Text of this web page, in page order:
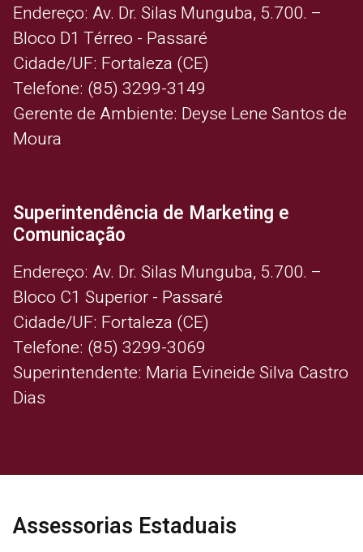
Endereço: Av. Dr. Silas Munguba, 5.700. –
Bloco D1 Térreo - Passaré
Cidade/UF: Fortaleza (CE)
Telefone: (85) 3299-3149
Gerente de Ambiente: Deyse Lene Santos de
Moura
Superintendência de Marketing e
Comunicação
Endereço: Av. Dr. Silas Munguba, 5.700. –
Bloco C1 Superior - Passaré
Cidade/UF: Fortaleza (CE)
Telefone: (85) 3299-3069
Superintendente: Maria Evineide Silva Castro
Dias
Assessorias Estaduais